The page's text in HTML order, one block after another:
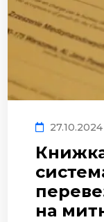
27.10.2024
на